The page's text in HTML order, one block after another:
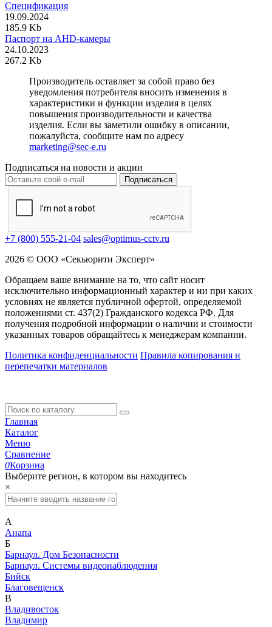
Спецификация
19.09.2024
185.9 Kb
Паспорт на AHD-камеры
24.10.2023
267.2 Kb
Производитель оставляет за собой право без
уведомления потребителя вносить изменения в
характеристики и функции изделия в целях
повышения производительности и качества
изделия. Если вы заметили ошибку в описании,
пожалуйста, сообщите нам по адресу
marketing@sec-e.ru
Подписаться на новости и акции
Подписаться
+7 (800) 555-21-04 sales@optimus-cctv.ru
2026 © ООО «Секьюрити Эксперт»
Обращаем ваше внимание на то, что сайт носит
исключительно информационный характер и ни при каких
условиях не является публичной офертой, определяемой
положениями ст. 437(2) Гражданского кодекса РФ. Для
получения подробной информации о наличии и стоимости
указанных товаров обращайтесь к менеджерам компании.
Политика конфиденциальности Правила копирования и
перепечатки материалов
Главная
Каталог
Меню
Сравнение
0Корзина
Выберите регион, в котором вы находитесь
×
А
Анапа
Б
Барнаул. Дом Безопасности
Барнаул. Системы видеонаблюдения
Бийск
Благовещенск
В
Владивосток
Владимир